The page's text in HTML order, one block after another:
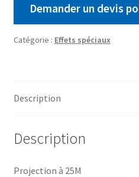
Demander un devis
Catégorie : Effets spéciaux
Description
Description
Projection à 25M